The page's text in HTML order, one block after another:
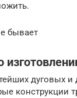
бывает
дуговых
конструкции